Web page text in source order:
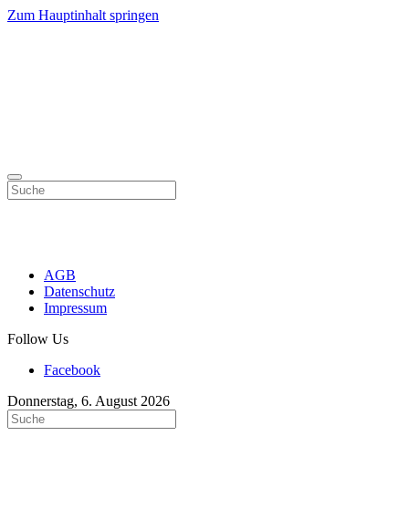
Zum Hauptinhalt springen
AGB
Datenschutz
Impressum
Follow Us
Facebook
Donnerstag, 6. August 2026